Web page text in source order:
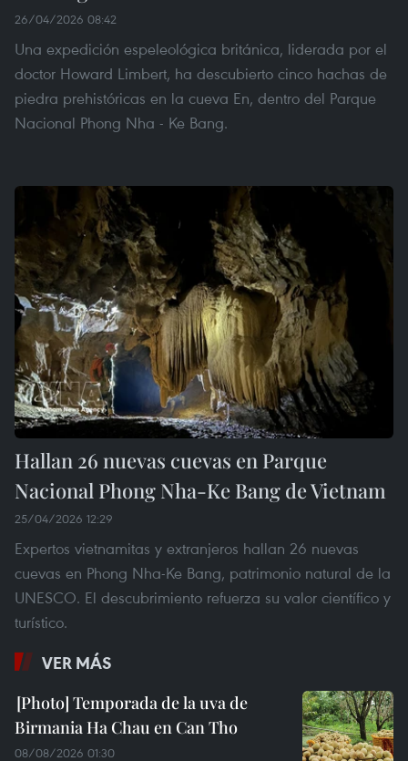
26/04/2026 08:42
Una expedición espeleológica británica, liderada por el
doctor Howard Limbert, ha descubierto cinco hachas de
piedra prehistóricas en la cueva En, dentro del Parque
Nacional Phong Nha - Ke Bang.
Hallan 26 nuevas cuevas en Parque
Nacional Phong Nha-Ke Bang de Vietnam
25/04/2026 12:29
Expertos vietnamitas y extranjeros hallan 26 nuevas
cuevas en Phong Nha-Ke Bang, patrimonio natural de la
UNESCO. El descubrimiento refuerza su valor científico y
turístico.
VER MÁS
Temporada de la uva de
Birmania Ha Chau en Can Tho
08/08/2026 01:30